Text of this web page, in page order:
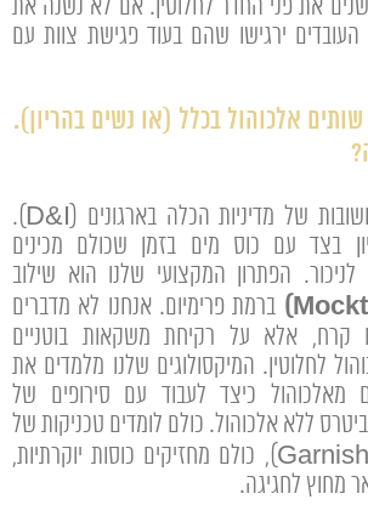
את פני החדר לחלוטין. אם לא נשנה את
ירגישו שהם בעוד פגישת צוות עם
אלכוהול בכלל (או נשים בהריון).
זו אחת הדילמות החשובות של מדיניות הכלה בארגונים (D&I).
בצד עם כוס מים בזמן שכולם מכינים
לניכור. הפתרון המקצועי שלנו הוא שילוב
ברמת פרימיום. אנחנו לא מדברים
קרח, אלא על רקיחת משקאות בוטניים
לחלוטין. המיקסולוגים שלנו מלמדים את
מאלכוהול כיצד לעבוד עם סירופים של
ללא אלכוהול. כולם לומדים טכניקות של
ניעור, סינון וקישוט (Garnish), כולם מחזיקים כוסות יוקרתיות,
מחוץ לחגיגה.